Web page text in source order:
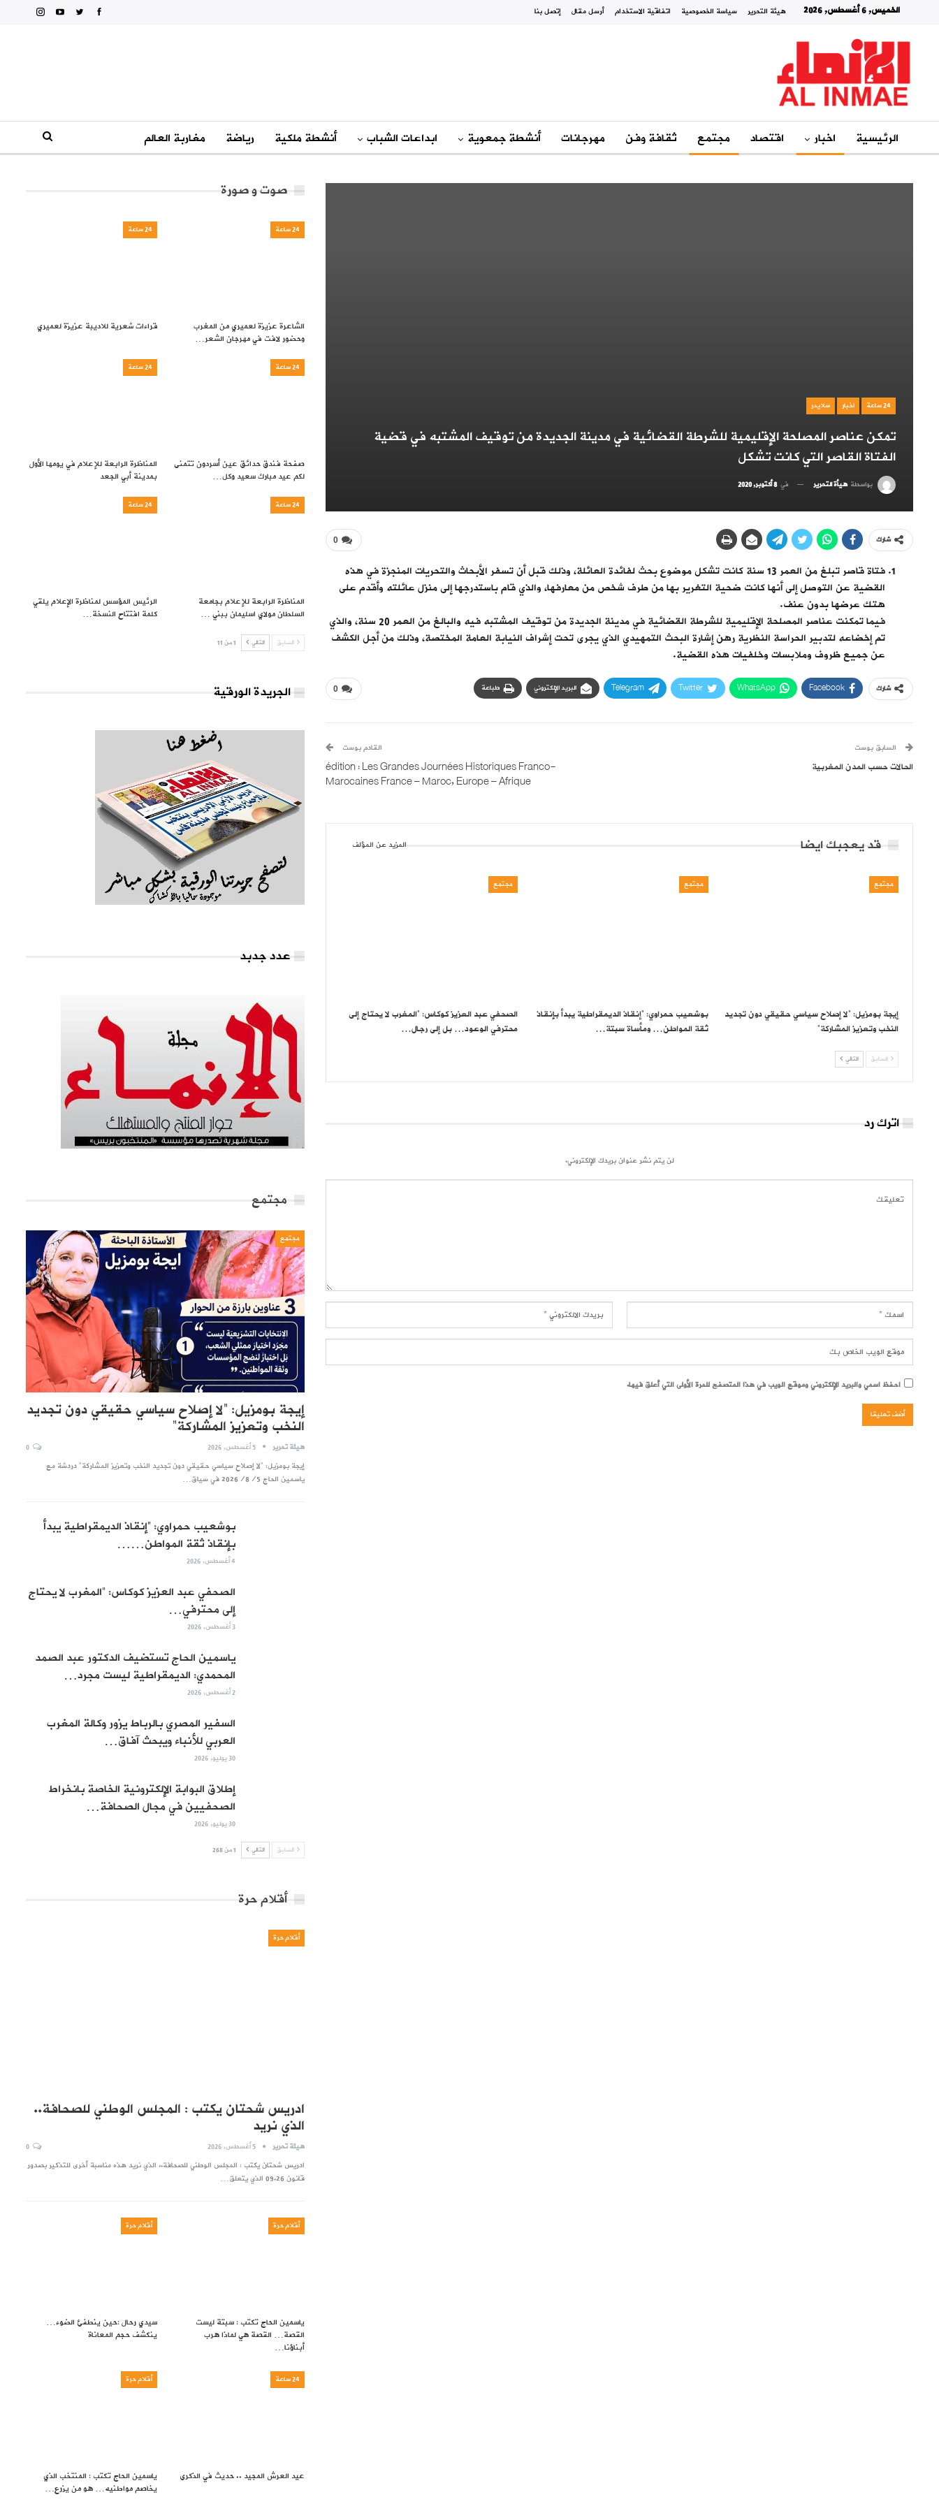
الخميس, 6 أغسطس, 2026 هيئة التحرير سياسة الخصوصية اتفاقية الاستخدام أرسل مقال إتصل بنا
الرئيسية اخبار اقتصاد مجتمع ثقافة وفن مهرجانات أنشطة جمعوية ابداعات الشباب أنشطة ملكية رياضة مغاربة العالم
24 ساعة اخبار سلايدر
تمكن عناصر المصلحة الإقليمية للشرطة القضائية في مدينة الجديدة من توقيف المشتبه في قضية
الفتاة القاصر التي كانت تشكل
بواسطة هيأة التحرير في 8 أكتوبر, 2020
0 شارك
فتاة قاصر تبلغ من العمر 13 سنة كانت تشكل موضوع بحث لفائدة العائلة، وذلك قبل أن تسفر الأبحاث والتحريات المنجزة في هذه
القضية عن التوصل إلى أنها كانت ضحية التغرير بها من طرف شخص من معارفها، والذي قام باستدرجها إلى منزل عائلته وأقدم على
هتك عرضها بدون عنف.
فيما تمكنت عناصر المصلحة الإقليمية للشرطة القضائية في مدينة الجديدة من توقيف المشتبه فيه والبالغ من العمر 20 سنة، والذي
تم إخضاعه لتدبير الحراسة النظرية رهن إشارة البحث التمهيدي الذي يجرى تحت إشراف النيابة العامة المختصة، وذلك من أجل الكشف
عن جميع ظروف وملابسات وخلفيات هذه القضية.
0 شارك Facebook
WhatsApp
Twitter
Telegram البريد الإلكتروني طباعة
السابق بوست
الحالات حسب المدن المغربية
القادم بوست
édition : Les Grandes Journées Historiques Franco-
Marocaines France – Maroc, Europe – Afrique
قد يعجبك ايضا المزيد عن المؤلف
مجتمع
إيجة بومزيل: “لا إصلاح سياسي حقيقي دون تجديد
النخب وتعزيز المشاركة”
مجتمع
بوشعيب حمراوي: “إنقاذ الديمقراطية يبدأ بإنقاذ
ثقة المواطن… ومأساة سبتة…
مجتمع
الصحفي عبد العزيز كوكاس: “المغرب لا يحتاج إلى
محترفي الوعود… بل إلى رجال…
السابق التالي
اترك رد
لن يتم نشر عنوان بريدك الإلكتروني.
احفظ اسمي والبريد الإلكتروني وموقع الويب في هذا المتصفح للمرة الأولى التي أعلق فيها.
صوت و صورة
24 ساعة
الشاعرة عزيزة لعميري من المغرب
وحضور لافت في مهرجان الشعر…
24 ساعة
قراءات شعرية للاديبة عزيزة لعميري
24 ساعة
صفحة فندق حدائق عين أسردون تتمنى
لكم عيد مبارك سعيد وكل…
24 ساعة
المناظرة الرابعة للإعلام في يومها الأول
بمدينة أبي الجعد
24 ساعة
المناظرة الرابعة للإعلام بجامعة
السلطان مولاي اسليمان ببني …
24 ساعة
الرئيس المؤسس لمناظرة الإعلام يلقي
كلمة افتتاح النسخة…
السابق التالي 1 من 11
الجريدة الورقية
عدد جدبد
مجتمع
مجتمع
إيجة بومزيل: “لا إصلاح سياسي حقيقي دون تجديد
النخب وتعزيز المشاركة”
هيئة تحرير 5 أغسطس, 2026
إيجة بومزيل: "لا إصلاح سياسي حقيقي دون تجديد النخب وتعزيز المشاركة" دردشة مع
ياسمين الحاج 2026/8/5 في سياق…
بوشعيب حمراوي: “إنقاذ الديمقراطية يبدأ
بإنقاذ ثقة المواطن……
4 أغسطس, 2026
الصحفي عبد العزيز كوكاس: “المغرب لا يحتاج
إلى محترفي…
3 أغسطس, 2026
ياسمين الحاج تستضيف الدكتور عبد الصمد
المحمدي: الديمقراطية ليست مجرد…
2 أغسطس, 2026
السفير المصري بالرباط يزور وكالة المغرب
العربي للأنباء ويبحث آفاق…
30 يوليو, 2026
إطلاق البوابة الإلكترونية الخاصة بانخراط
الصحفيين في مجال الصحافة…
30 يوليو, 2026
السابق التالي 1 من 268
أقلام حرة
أقلام حرة
ادريس شحتان يكتب : المجلس الوطني للصحافة..
الذي نريد
هيئة تحرير 5 أغسطس, 2026
ادريس شحتان يكتب : المجلس الوطني للصحافة.. الذي نريد هذه مناسبة أخرى للتذكير بصدور
قانون 09.26 الذي يتعلق…
أقلام حرة
ياسمين الحاج تكتب : سبتة ليست
القصة… القصة هي لماذا هرب
أبناؤنا…
أقلام حرة
سيدي رحال :حين ينطفئ الضوء…
ينكشف حجم المعاناة
24 ساعة
عيد العرش المجيد .. حديث في الذكرى
أقلام حرة
ياسمين الحاج تكتب : المنتخب الذي
يخاصم مواطنيه… هو من يزرع…